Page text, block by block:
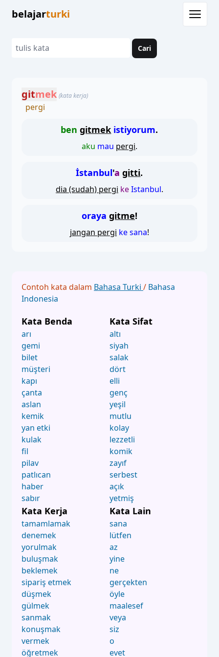
belajarturki
Cari
gitmek (kata kerja)
pergi
ben gitmek istiyorum.
aku mau pergi.
İstanbul'a gitti.
dia (sudah) pergi keIstanbul.
oraya gitme!
jangan pergi ke sana!
Contoh kata dalam Bahasa Turki / Bahasa
Indonesia
Kata Benda
arı
gemi
bilet
müşteri
kapı
çanta
aslan
kemik
yan etki
kulak
fil
pilav
patlıcan
haber
sabır
Kata Sifat
altı
siyah
salak
dört
elli
genç
yeşil
mutlu
kolay
lezzetli
komik
zayıf
serbest
açık
yetmiş
Kata Kerja
tamamlamak
denemek
yorulmak
buluşmak
beklemek
sipariş etmek
düşmek
gülmek
sanmak
konuşmak
vermek
öğretmek
Kata Lain
sana
lütfen
az
yine
ne
gerçekten
öyle
maalesef
veya
siz
o
evet